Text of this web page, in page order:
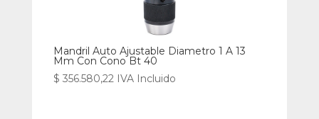
Mandril Auto Ajustable Diametro 1 A 13
Mm Con Cono Bt 40
$ 356.580,22 IVA Incluido